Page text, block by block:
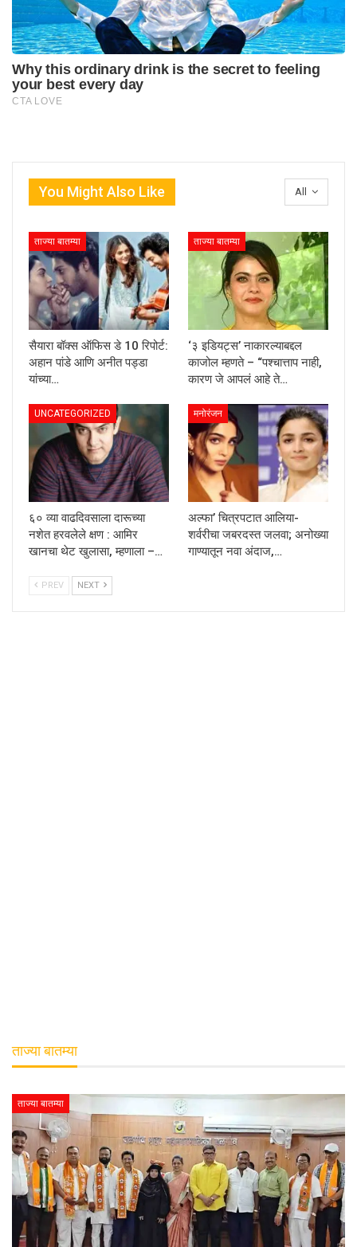
All
You Might Also Like
ताज्या बातम्या
सैयारा बॉक्स ऑफिस डे 10 रिपोर्ट:
अहान पांडे आणि अनीत पड्डा
यांच्या…
ताज्या बातम्या
‘३ इडियट्स’ नाकारल्याबद्दल
काजोल म्हणते – “पश्चात्ताप नाही,
कारण जे आपलं आहे ते…
UNCATEGORIZED
६० व्या वाढदिवसाला दारूच्या
नशेत हरवलेले क्षण : आमिर
खानचा थेट खुलासा, म्हणाला –…
मनोरंजन
अल्फा’ चित्रपटात आलिया-
शर्वरीचा जबरदस्त जलवा; अनोख्या
गाण्यातून नवा अंदाज,…
PREV NEXT
ताज्या बातम्या
ताज्या बातम्या